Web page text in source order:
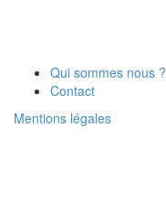
Qui sommes nous ?
Contact
Mentions légales